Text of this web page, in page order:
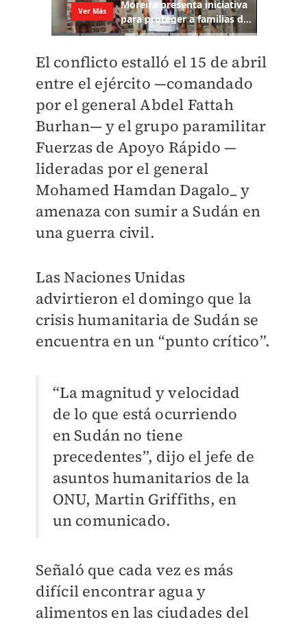
El conflicto estalló el 15 de abril
entre el ejército —comandado
por el general Abdel Fattah
Burhan— y el grupo paramilitar
Fuerzas de Apoyo Rápido —
lideradas por el general
Mohamed Hamdan Dagalo_ y
amenaza con sumir a Sudán en
una guerra civil.
Las Naciones Unidas
advirtieron el domingo que la
crisis humanitaria de Sudán se
encuentra en un “punto crítico”.
“La magnitud y velocidad
de lo que está ocurriendo
en Sudán no tiene
precedentes”, dijo el jefe de
asuntos humanitarios de la
ONU, Martin Griffiths, en
un comunicado.
Señaló que cada vez es más
difícil encontrar agua y
alimentos en las ciudades del